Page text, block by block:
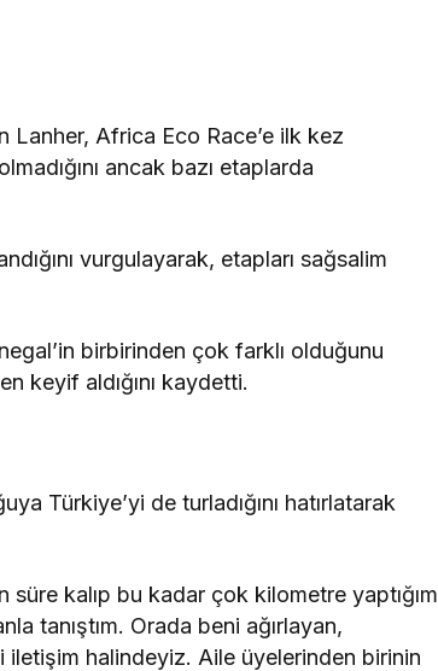
Lanher, Africa Eco Race’e ilk kez
ancak bazı etaplarda
vurgulayarak, etapları sağsalim
birbirinden çok farklı olduğunu
keyif aldığını kaydetti.
Türkiye’yi de turladığını hatırlatarak
kalıp bu kadar çok kilometre yaptığım
tanıştım. Orada beni ağırlayan,
halindeyiz. Aile üyelerinden birinin